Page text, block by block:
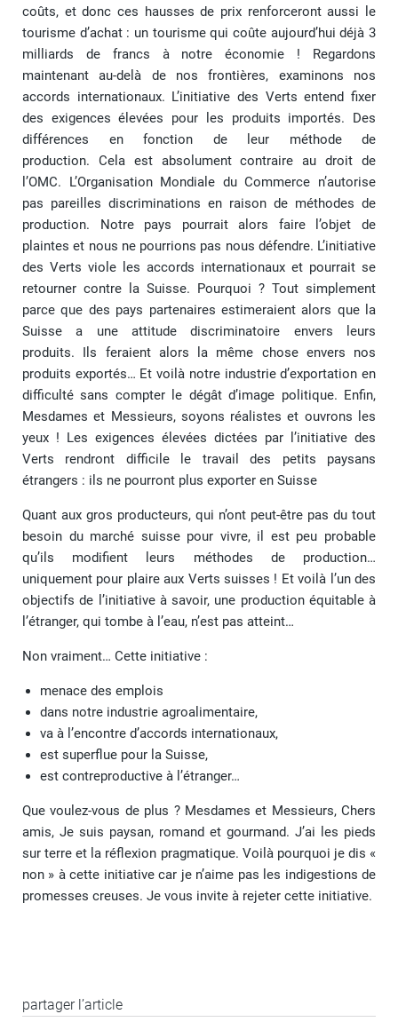
coûts, et donc ces hausses de prix renforceront aussi le
tourisme d’achat : un tourisme qui coûte aujourd’hui déjà 3
milliards de francs à notre économie ! Regardons
maintenant au-delà de nos frontières, examinons nos
accords internationaux. L’initiative des Verts entend fixer
des exigences élevées pour les produits importés. Des
différences en fonction de leur méthode de
production. Cela est absolument contraire au droit de
l’OMC. L’Organisation Mondiale du Commerce n’autorise
pas pareilles discriminations en raison de méthodes de
production. Notre pays pourrait alors faire l’objet de
plaintes et nous ne pourrions pas nous défendre. L’initiative
des Verts viole les accords internationaux et pourrait se
retourner contre la Suisse. Pourquoi ? Tout simplement
parce que des pays partenaires estimeraient alors que la
Suisse a une attitude discriminatoire envers leurs
produits. Ils feraient alors la même chose envers nos
produits exportés… Et voilà notre industrie d’exportation en
difficulté sans compter le dégât d’image politique. Enfin,
Mesdames et Messieurs, soyons réalistes et ouvrons les
yeux ! Les exigences élevées dictées par l’initiative des
Verts rendront difficile le travail des petits paysans
étrangers : ils ne pourront plus exporter en Suisse
Quant aux gros producteurs, qui n’ont peut-être pas du tout
besoin du marché suisse pour vivre, il est peu probable
qu’ils modifient leurs méthodes de production…
uniquement pour plaire aux Verts suisses ! Et voilà l’un des
objectifs de l’initiative à savoir, une production équitable à
l’étranger, qui tombe à l’eau, n’est pas atteint…
Non vraiment… Cette initiative :
menace des emplois
dans notre industrie agroalimentaire,
va à l’encontre d’accords internationaux,
est superflue pour la Suisse,
est contreproductive à l’étranger…
Que voulez-vous de plus ? Mesdames et Messieurs, Chers
amis, Je suis paysan, romand et gourmand. J’ai les pieds
sur terre et la réflexion pragmatique. Voilà pourquoi je dis «
non » à cette initiative car je n’aime pas les indigestions de
promesses creuses. Je vous invite à rejeter cette initiative.
partager l’article